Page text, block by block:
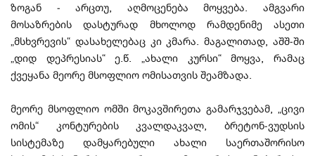
ზოგან - არცთუ, აღმოცენება მოყვება. ამგვარი
მოსაზრების დასტურად მხოლოდ რამდენიმე ასეთი
„მსხვრევის“ დასახელებაც კი კმარა. მაგალითად, აშშ-ში
„დიდ დეპრესიას“ ე.წ. „ახალი კურსი“ მოყვა, რამაც
ქვეყანა მეორე მსოფლიო ომისათვის შეამზადა.
მეორე მსოფლიო ომში მოკავშირეთა გამარჯვებამ, „ცივი
ომის“ კონტურების კვალდაკვალ, ბრეტონ-ვუდსის
სისტემაზე დამყარებული ახალი საერთაშორისო